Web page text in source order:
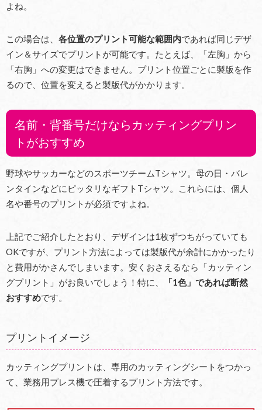
よね。
この場合は、 各位置のプリント可能な範囲内であれば同じデザ
イン＆サイズでプリントが可能です。たとえば、「左胸」から
「右胸」への変更はできません。プリント位置ごとに製版を作
るので、位置を変えると製版代がかかります。
名前・背番号だけならカッティングプリン
トがおすすめ
野球やサッカーなどのスポーツチームTシャツ。母の日・バレ
ンタインなどにピッタリなギフトTシャツ。これらには、個人
名や番号のプリントが必須ですよね。
上記でご紹介したとおり、デザインは1枚ずつちがっていても
OKですが、プリント方法によっては製版代が余計にかかったり
と費用がかさんでしまいます。安くおさえるなら「カッティン
グプリント」がお良いでしょう！特に、
「1色」であれば断然
おすすめです。
プリントイメージ
カッティングプリントは、専用のカッティングシートをつかっ
て、業務用プレス機で圧着するプリント方法です。